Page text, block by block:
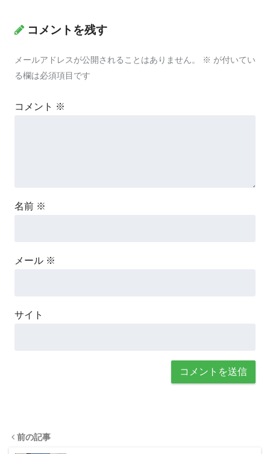
コメントを残す
メールアドレスが公開されることはありません。 ※ が付いてい
る欄は必須項目です
コメント ※
名前 ※
メール ※
サイト
前の記事